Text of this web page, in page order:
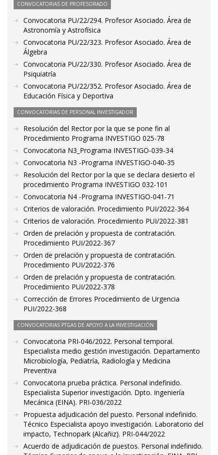
CONVOCATORIAS DE PROFESORADO
Convocatoria PU/22/294. Profesor Asociado. Área de
Astronomía y Astrofísica
Convocatoria PU/22/323. Profesor Asociado. Área de
Álgebra
Convocatoria PU/22/330. Profesor Asociado. Área de
Psiquiatría
Convocatoria PU/22/352. Profesor Asociado. Área de
Educación Física y Deportiva
CONVOCATORIAS DE PERSONAL INVESTIGADOR
Resolución del Rector por la que se pone fin al
Procedimiento Programa INVESTIGO 025-78
Convocatoria N3_Programa INVESTIGO-039-34
Convocatoria N3 -Programa INVESTIGO-040-35
Resolución del Rector por la que se declara desierto el
procedimiento Programa INVESTIGO 032-101
Convocatoria N4 -Programa INVESTIGO-041-71
Criterios de valoración. Procedimiento PUI/2022-364
Criterios de valoración. Procedimiento PUI/2022-381
Orden de prelación y propuesta de contratación.
Procedimiento PUI/2022-367
Orden de prelación y propuesta de contratación.
Procedimiento PUI/2022-376
Orden de prelación y propuesta de contratación.
Procedimiento PUI/2022-378
Corrección de Errores Procedimiento de Urgencia
PUI/2022-368
CONVOCATORIAS PTGAS DE APOYO A LA INVESTIGACIÓN
Convocatoria PRI-046/2022. Personal temporal.
Especialista medio gestión investigación. Departamento
Microbiología, Pediatría, Radiología y Medicina
Preventiva
Convocatoria prueba práctica. Personal indefinido.
Especialista Superior investigación. Dpto. Ingeniería
Mecánica (EINA). PRI-036/2022
Propuesta adjudicación del puesto. Personal indefinido.
Técnico Especialista apoyo investigación. Laboratorio del
impacto, Technopark (Alcañiz). PRI-044/2022
Acuerdo de adjudicación de puestos. Personal indefinido.